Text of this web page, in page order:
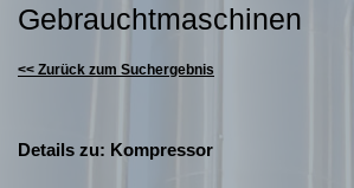
Gebrauchtmaschinen
<< Zurück zum Suchergebnis
Details zu: Kompressor